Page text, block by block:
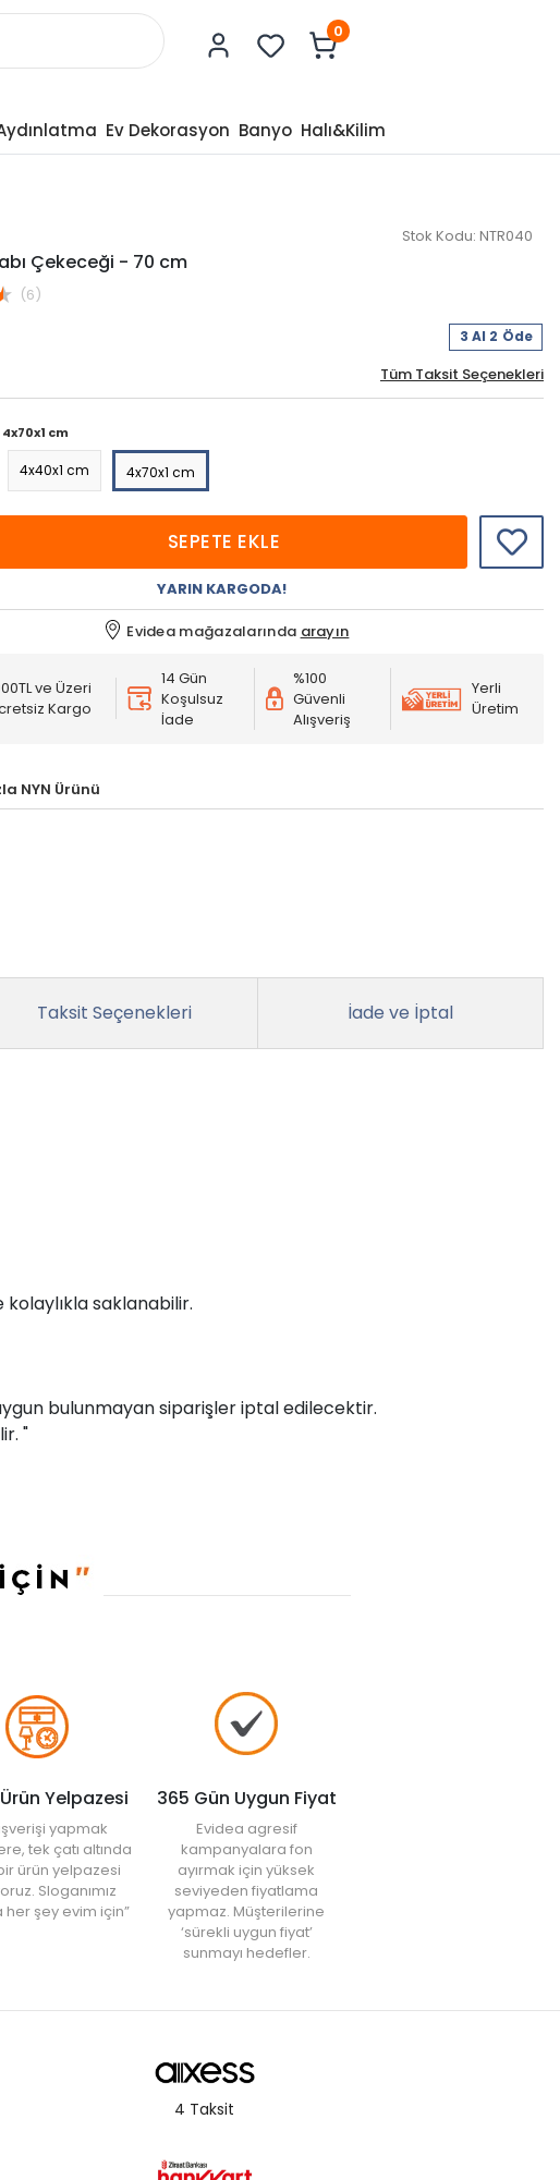
0
Ev Dekorasyon Banyo Halı&Kilim
Stok Kodu: NTR040
Çekeceği - 70 cm
(6)
3 Al 2 Öde
Tüm Taksit Seçenekleri
4x70x1 cm
4x40x1 cm 4x70x1 cm
SEPETE EKLE
YARIN KARGODA!
Evidea mağazalarında arayın
ve Üzeri
Kargo
14 Gün
Koşulsuz
İade
%100
Güvenli
Alışveriş
Yerli
Üretim
NYN Ürünü
Taksit Seçenekleri İade ve İptal
saklanabilir.
bulunmayan siparişler iptal edilecektir.
"
Yelpazesi
yapmak
tek çatı altında
ürün yelpazesi
Sloganımız
her şey evim için”
365 Gün Uygun Fiyat
Evidea agresif
kampanyalara fon
ayırmak için yüksek
seviyeden fiyatlama
yapmaz. Müşterilerine
‘sürekli uygun fiyat’
sunmayı hedefler.
4 Taksit